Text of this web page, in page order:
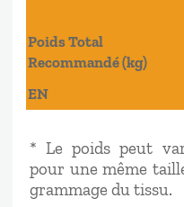
Poids Total
Recommandé (kg)
EN
* Le poids peut
pour une même
grammage du tissu.